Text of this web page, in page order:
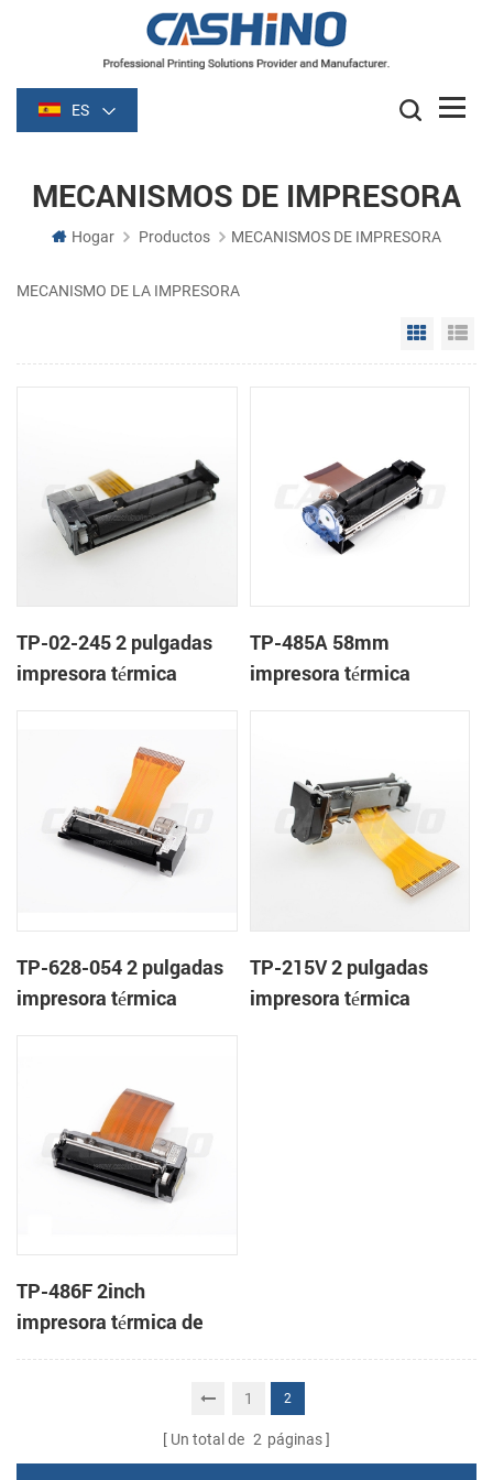
ES
MECANISMOS DE IMPRESORA
Hogar Productos MECANISMOS DE IMPRESORA
MECANISMO DE LA IMPRESORA
Grid
TP-02-245 2 pulgadas
impresora térmica
TP-485A 58mm
impresora térmica
TP-628-054 2 pulgadas
impresora térmica
TP-215V 2 pulgadas
impresora térmica
TP-486F 2inch
impresora térmica de
cabeza
1 2
Un total de 2 páginas